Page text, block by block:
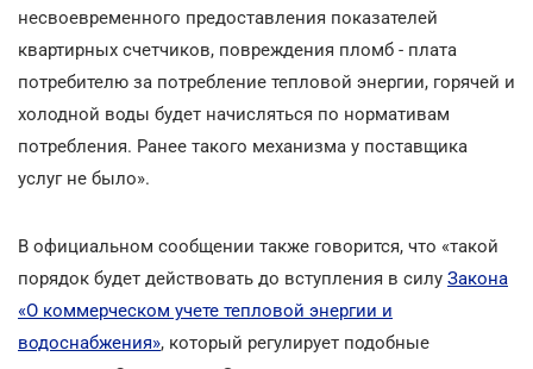
несвоевременного предоставления показателей
квартирных счетчиков, повреждения пломб - плата
потребителю за потребление тепловой энергии, горячей и
холодной воды будет начисляться по нормативам
потребления. Ранее такого механизма у поставщика
услуг не было».
В официальном сообщении также говорится, что «такой
порядок будет действовать до вступления в силу Закона
«О коммерческом учете тепловой энергии и
водоснабжения», который регулирует подобные